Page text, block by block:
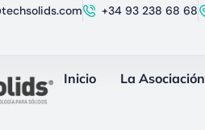
+34 93 238 68 68
Inicio La Asociación